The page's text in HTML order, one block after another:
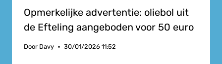
Opmerkelijke advertentie: oliebol uit
de Efteling aangeboden voor 50 euro
Door Davy 30/01/2026 11:52